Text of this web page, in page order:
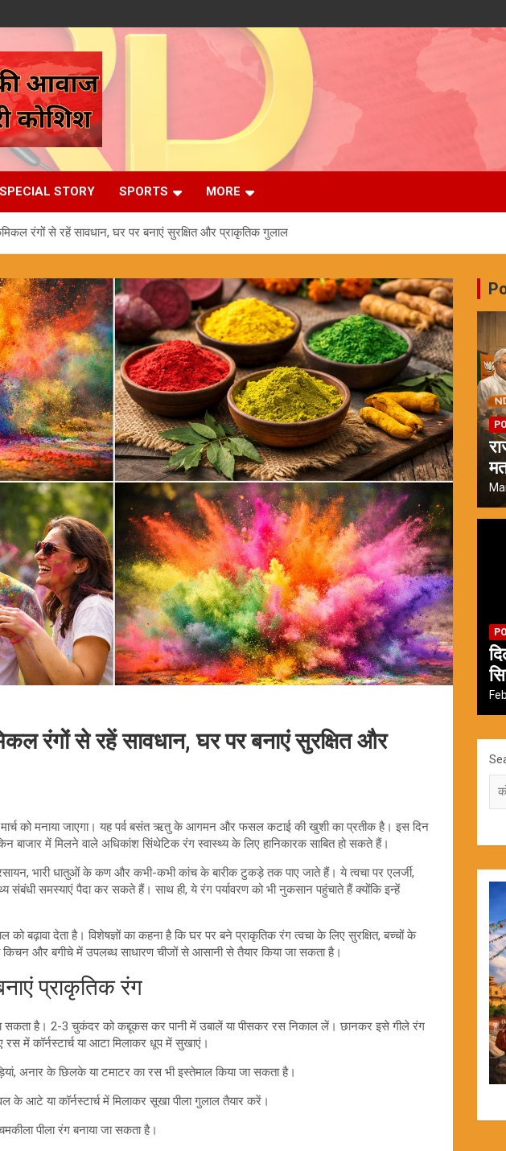
SPECIAL STORY SPORTS MORE
रंगों से रहें सावधान, घर पर बनाएं सुरक्षित और प्राकृतिक गुलाल
रंगों से रहें सावधान, घर पर बनाएं सुरक्षित और
मार्च को मनाया जाएगा। यह पर्व बसंत ऋतु के आगमन और फसल कटाई की खुशी का प्रतीक है। इस दिन
में मिलने वाले अधिकांश सिंथेटिक रंग स्वास्थ्य के लिए हानिकारक साबित हो सकते हैं।
भारी धातुओं के कण और कभी-कभी कांच के बारीक टुकड़े तक पाए जाते हैं। ये त्वचा पर एलर्जी,
समस्याएं पैदा कर सकते हैं। साथ ही, ये रंग पर्यावरण को भी नुकसान पहुंचाते हैं क्योंकि इन्हें
को बढ़ावा देता है। विशेषज्ञों का कहना है कि घर पर बने प्राकृतिक रंग त्वचा के लिए सुरक्षित, बच्चों के
किचन और बगीचे में उपलब्ध साधारण चीजों से आसानी से तैयार किया जा सकता है।
प्राकृतिक रंग
सकता है। 2-3 चुकंदर को कद्दूकस कर पानी में उबालें या पीसकर रस निकाल लें। छानकर इसे गीले रंग
में कॉर्नस्टार्च या आटा मिलाकर धूप में सुखाएं।
अनार के छिलके या टमाटर का रस भी इस्तेमाल किया जा सकता है।
के आटे या कॉर्नस्टार्च में मिलाकर सूखा पीला गुलाल तैयार करें।
पीला रंग बनाया जा सकता है।